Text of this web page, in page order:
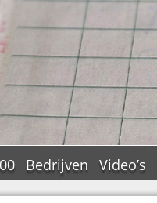
Bedrijven Video’s